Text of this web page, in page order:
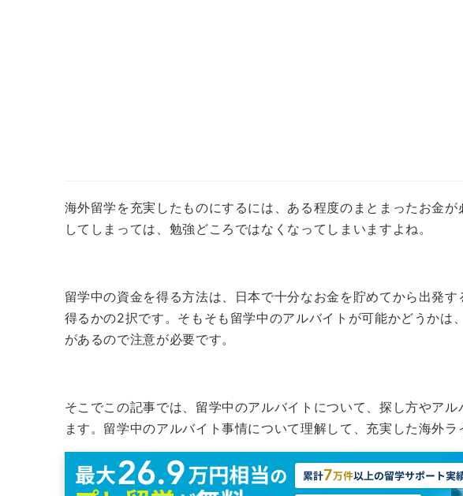
海外留学を充実したものにするには、ある程度のまとまったお金が
してしまっては、勉強どころではなくなってしまいますよね。
留学中の資金を得る方法は、日本で十分なお金を貯めてから出発
得るかの2択です。 そもそも留学中のアルバイトが可能かどうかは
があるので注意が必要です。
そこでこの記事では、留学中のアルバイトについて、探し方やア
ます。 留学中のアルバイト事情について理解して、充実した海外ラ